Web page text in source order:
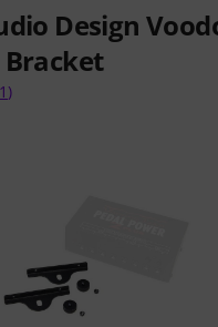
Design
na 5 gwiazdek z 11 ocen
)